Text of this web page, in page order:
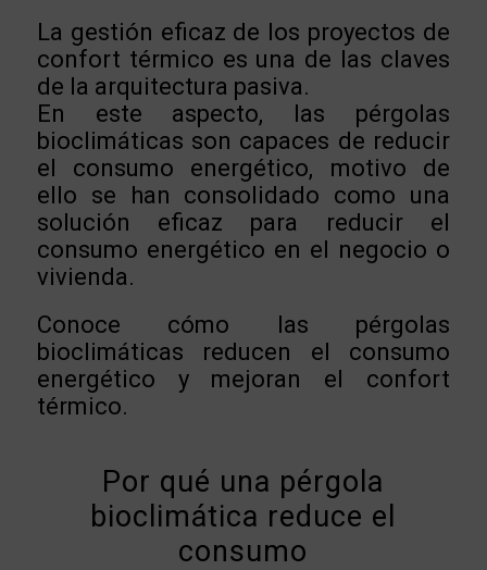
La gestión eficaz de los proyectos de
confort térmico es una de las claves
de la arquitectura pasiva.
En este aspecto, las pérgolas
bioclimáticas son capaces de reducir
el consumo energético, motivo de
ello se han consolidado como una
solución eficaz para reducir el
consumo energético en el negocio o
vivienda.
Conoce cómo las pérgolas
bioclimáticas reducen el consumo
energético y mejoran el confort
térmico.
Por qué una pérgola
bioclimática reduce el
consumo